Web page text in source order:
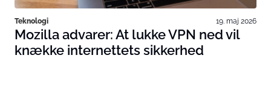
Teknologi 19. maj 2026
Mozilla advarer: At lukke VPN ned vil
knække internettets sikkerhed